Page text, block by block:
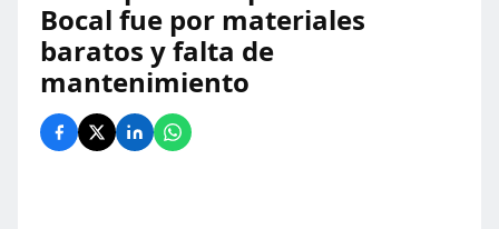
Bocal fue por materiales
baratos y falta de
mantenimiento